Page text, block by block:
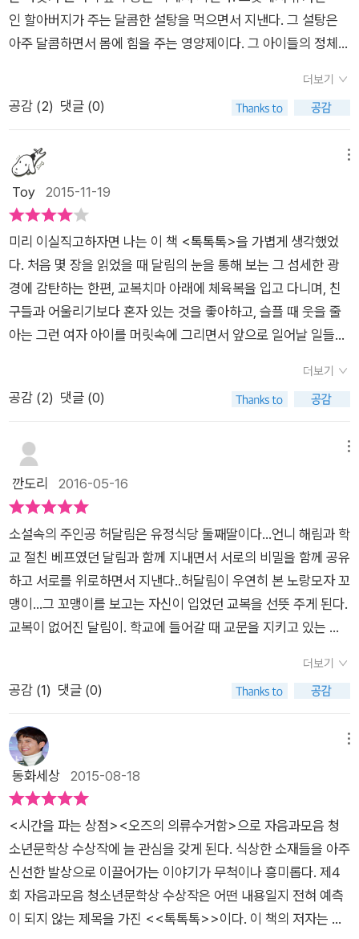
읽을 수 있도록 폭을 넓혀주었다는 생각이 든다.
료 윤리 부재 등이다. 성인의 경우에도 원치 않은 임신일 때 61%
가낙태를 선택한다고 한다. 물론 낳는 경우도 36%정도 되지만,
이 경우 또한 정상적인 가정이 꾸려지기 어렵다고 한다. 아이러니
하게도 우리나라는 모자보건법 상 특별한 경우를 제외하고는 낙
태는 불법이다.특별한 경우라 함은 배우자가 유전학적 정신장애
준 강간에 의해 임신된 경우, 법률상 혼인할 수 없는 혈족 또는 인
천 간에 임신된 경우, 임신의지속이 보건의학적 이유로 모체의 건
강을 심각하게 해치고 있거나 해칠 우려가 있을 경우에만 허용하
고 있다. 불행하게도이 경우에 해당되는 것은 9%뿐이라고 한
다. 미혼여성의 낙태가 문제인 이유는 청소년 성문제와 밀접한 관
련이 있기 때문이다. 성 개방 속도가 점점 빨라 지면서 10대 미혼
모 중 46%가 중 고교 재학생이나 중퇴생이라고 한다. 단순하게
연령이 낮아졌다는것이 문제가 아니라 이들이 학업을 중단했을
때 점점 더 어려워진다는 점이다. 개인적으로도 문제지만 사회적
은 임신으로 다수가 불행해 진다면 그 것 또한 불편한 일이기 때
문에 행동하기 전 심사숙고 해야 할 것이다. 최근 10여년 동안 성
개방이 급속화 되면서 혼전 성교는 만연해진 상태이다. 낙태 이유
를 살펴 보니 전반적으로 이 사회가 남성위주문화이기 때문인 것
있기 때문이고, 여성이태아를 담고 있기 때문에 여성에게 책임을
전가하는 남성도 태만이다. 본문에서 미루를 임신시킨 종하의발
언 또한 이런 문화와 무관하지 않다고 본다. 현실과 환상 속을 교
묘하게 연결하여 독자들에게 많은 숙제를 남겼다. 만약 내 딸이
미루나 달림이 언니 같은 상황에 처했을 때 어떻게 대처해야 할지
결정하지 못했다. 분명 낙태의 문제점은 인식하지만 자녀 미래에
대해서도 고민하지 않을 수 없기 때문이다. 사실 이 책을 아이들
과 공유 해야 할지에 대해서 조차 아직 결정하지 못했다.딜레마
다.
야기하는 건 무섭다. 그러니 아이들이다. 중3의 사고방식은 여
전히 어린아이고, 세상을 향한 문을 어떻게 열어주고 보여줘야 할
문이 열려있는 산부인과. 열 여섯의 엄마가 되어야 하는 것은 무
서운 일일수 밖에 없다. 아이가 어른 흉내를 낸다고 어른이 되는
것도 아니면서 열심히 분장하고 찾아간 산부인과. 아이를 낳는
것은 무섭다. 엄마 몰래 낳는것은 더 무섭다. 돌아서 버린것 같
은 종하 선배도 무섭다. 이 모든것이 미루는 인생을 포기하는 것
처럼 느껴졌을지도 모른다. 그러기에 용기내어 산부인과 뒷문으
야... 도대체 어디간거니? 미루 걱정도 걱정이지만, 달림이 주변
에서 움직이는 보푸라기는 엄마를 찾을 수 있을까? 달림은 보푸
라기의 엄마를 찾아주고 싶어진다. 어느새, 달림이의 엄마도, 언
니 해림이도 보푸라기에게 관심을 갖고, 이 예쁜 아기에게 빨려들
어 버렸다. 계속 엄마를 찾아 다니는 보푸라기의 모습이 얼마나
애처로운지. 바닷가 마을 깊은 곳에 숨겨진 동굴로 달림을 데리
고 간 보푸라기. 그곳에 있는 슈가맨과 노랑모자와 같은 모자들
의를 찾아야 하는데, 슈가맨이 입고 있는 교복을 달라고 할 수가
없는 달림이. 그리고 슈가맨으로 부터 듣게 되는 이야기들. '저
아이들은 아기들이 자라면서 해야 할 행동들을 그냥 무심히 놀이
하듯 하는 거야. 저 아이들은 정말 저렇게 살아보고 싶은 거야.
저 보풀은 지금 핥고 맛보는 중이겠고, 또 저기 저 보풀은 일어서
고 걸음마를 하는 거고, 만져보고, 기지개 켜보고, 젖을 빨고, 손
가락을 빨고...' (p.210) '톡톡톡' 두드리는 보푸라기의 손가락 끝
에는 얼마나 많은 이야기들이 있는지 모른다. 감사합니다. 사랑
합니다. 고맙습니다. 보고싶었습니다. 그 많은 이야기들이 '톡톡
이도 그런 두드림을 했었을까? 결혼하지 마자 들어섰던 아이.
아이의 잘못됨을 듣고 누워있던 병원은 너무나 두렵고 무서웠었
다. 내겐 엄마도, 남편도 있었지만 아이의 사라짐은 아팠고, 두려
웠었다. 어쩜 그 아이도 에밀레 별에 가기전에 허락된 지구 여행
을 하고 있었을까? 상큼 발랄하기만 할 것 같은 이야기는 고운
포장지를 한겹 벗겨내니, 가족간에도 하지 못했던 이야기들이 숨
겨져 있었고, 달림은 해림이 꼭꼭 감춘 아픔과 사라진 해림의 요
요를 만나게 된다. 미루가 어떤 결정을 내릴지도 알 수 없다. 어
떤것이 정답이라고도 이야기할 수 없다. 미루의 엄마에 눈엔 미
루만 보일테니까. 열 여섯 그 예쁜 나이엔 열 여섯에 보이는 것들
만 보일테니까. 언제나 모든 순간 고민할 수 밖에 없는 것이 인간
이다. 아니, 뱃속에 있을때는 그렇지 않았을까? 저렇게 높은 파
제도 같이 고민하고, 꼬마의 엄마도 같이 찾아봐야한다. 그러던
어느 날, 달림은 언니의 일기장을 발견하는데……. 아, 책을 읽으
면서 무척이나 안타까웠다. 10대의 임신과 낙태라는 문제는 무척
이나 민감한 사안이다. 존재하지만 존재하지 않는 것처럼 외면하
는 분위기이다. 그 때문에 대책도 없고 예방도 없다. 주위에 도움
대다가 화장실에서 아이를 낳아 버리는 극단적인 방법을 취할 수
밖에 없는 것이다. 그래서 그런 문제에 접근해서 아이들이 현실에
서 처할 수 있는 여러 가지 문제에 대해 말하고 있을 것이라 생각
했다. 하지만 이 책은 그런 현실적인 문제보다는 판타지적인 설
정을 넣었다. 바로 세상에 태어나지 못한 아이들의 존재였다. 저
하늘 어딘가에는 낙태되어 태어나지 못한 아이들이 모여 사는 별
이 있다. 노랑모자와 다른 아이들은 그곳으로 가기 전에 잠시 지
구에 머무르고 있었다. 작가는 그 아이들의 존재를 통해 달림의
입을 빌어 태아도 하나의 인격체라고 말하고 있었다. 그래서 달림
모습을 떠올리면서 말이다. 또한 작가는 근처 산부인과 병원에서
일하는 간호사의 입을 빌어, 직접 낙태 수술을 해야 하는 사람의
괴로움과 자책감을 말해준다. 비록 엄마 뱃속에 있지만, 엄연한
인간의 형태를 하고 있는 태아를 죽이는 것은 살인이라고 얘기한
다. 낙태는 살인이 맞다. 뱃속에 있어도 생명은 생명이니까. 그
래서 작가는 태아도 하나의 어엿한 인간이라는 얘기를 전달하고
다. 결국 이 책에서 낙태를 하느냐 마느냐를 결정하는 것은 미루
의 몫이었다. 사랑을 증명하라며 성관계를 요구한 종호는 딱 한
장면 등장하고 사라진다. 돈을 모으려고 아르바이트를 한다는 서
술이 한 줄 나오긴 하는데, 이후 존재감이 없다. 어째서? 왜? 단지
'오빠는 날 사랑하지 않은 거 같아'라는 미루의 대사 하나로 그의
책임감과 존재가 없어질 수 있는 걸까? 그러니까 이 모든 것은
자기를 별로 안 좋아하는 남자와 성관계를 가진 여자아이 탓이라
아 어린 미혼모라는 딱지를 붙이고 살거나 아니면 아이를 입양시
키고 역시 자책하며 살아야하는 건 여자아이의 몫이라는 것이다.
왜? 사랑을 증명하라는 오빠의 요구를 뿌리치지 못한 죄가 있으
니까. 어쩐지 종호의 대사인 '여자가 알아서 조심했어야 하는 거
아냐?'라는 대사가 떠오른다. 이 책의 전반적인 분위기는, 내가
느끼기에는, 모든 것을 여자아이의 책임으로 돌리는 듯 한 분위기
다. 그래, '오빠 믿지'라는 개소리를 믿은 순진함이 죄다. 어린 나
이에 남자친구를 사귄 게 죄고, 손을 잡고 뽀뽀를 허용하고 사랑
을 증명하라는 오빠 말에 'X까'라고 대꾸하지 못한 게 죄다. 그런
인 할아버지가 주는 달콤한 설탕을 먹으면서 지낸다. 그 설탕은
아주 달콤하면서 몸에 힘을 주는 영양제이다. 그 아이들의 정체는
어하는 아이들,,, 그들이 우리 곁에 있다. 최근의 청소년들에게 '연
애'는 아주 흔한 일이 되었다. 친구를 만나고 또 헤어지는 일이 옛
어난 일들 중에서 가장 심각한 문제는 바로 임신일 것이다. 어린
나이에 임신을 하게 되면 많은 문제들이 일어나게 된다. 이 책은
아이들에게 이러한 문제를 은유적으로 전달하고 있다. 세상에 태
세상에 태어나지 못한 아이들은 얼마나 불행한 일일까? 게다가
세상에 태어났어도 부모같지 않은 부모를 만나 힘들게 살아가는
아이들이 너무나 많다. 최근에 경제적으로 어려운 부모들이 자살
을 할 때, 어린 아이들을 함께 죽이는 경우가 많다. 그리고 아무
이유없이 어린 자녀들을 굶기고 때리는 것으로 학대를 하는 경우
도 많이 생겼다. 친부모가 그들의 자녀를 때려서 죽이는 말도 안
되는 일이 일어나게 되었다. 엄마의 몸 속에서 낙태가 된 아이
수 있게 해주었다. 아이들은 서로를 좋아해서 즐겼다. 둘에게 아
주 특별한 날을 기념하여 아무 문제가 없을 거라고 생각했다. 그
런데 임신을 하게 되었고, 그 이후에 아이를 낳아야 할까? 낳지
말아야 할까? 고민을 했다. 하지만 자신의 미래를 생각해야 하기
때문에 결국 낙태를 결정하고 말았다. 그 이후에 모든 게 일상으
로 돌아왔다고 생각했다. 하지만 그 전의 삶과는 전혀 다른 삶이
기다리고 있었다. 학교를 다니고 학원에서 열심히 공부를 했지
만,,, 아이는 한밤 중에 이불을 덮어쓰고 울음을 삼킨다. 자신도
어린아이인 아이는 자신의 가슴에 묻은 아이를 기억하고 추억한
교를 그만두어야 할지도 모르고 경제적으로도 어려워진다. 우리
시대에 아이를 출산해서 키우는 용기있는 청소년들이 심심찮게
많이 있다. 하지만 앞으로도 더 많은 문제를 만나게 될 것이다. 이
책을 읽은 청소년들이 즐겁게 만나는 그 이후에 생길 수 있는 문
제들을 알 수 있었으면 좋겠다. 그런데 아이와 엄마의 사이만 나
오는 편이라, 아이의 아빠가 어떤 고민을 하는지, 어떤 책임을 가
아이는 엄마와 아빠, 둘 모두에게 보살펴야 하는 존재이기 때문이
다. 톡톡톡, 세상의 모든 아이들이 따뜻해 졌으면 좋겠다.
더보기
공감 (2) 댓글 (0)
Toy 2015-11-19
미리 이실직고하자면 나는 이 책 <톡톡톡>을 가볍게 생각했었
다. 처음 몇 장을 읽었을 때 달림의 눈을 통해 보는 그 섬세한 광
경에 감탄하는 한편, 교복치마 아래에 체육복을 입고 다니며, 친
구들과 어울리기보다 혼자 있는 것을 좋아하고, 슬플 때 웃을 줄
아는 그런 여자 아이를 머릿속에 그리면서 앞으로 일어날 일들을
모습은 생각만으로도 뿌듯한 기분을 느끼게 해주었다. 하지만 조
금 더 지나자 나는 이 책이 내 생각보다 더 진보적(?)이라는 것을
만)에 벌써부터 ‘사랑’과 ‘합체’에 대해 이야기하는 인물들의 대화
는 어딘가 거리감을 느끼게 하기도 하고, 나 스스로를 노땅(!)이
라 생각하게까지 만들었다. 성장은 성장이되 내가 기대했던 그런
없는 고민까지 더해갔다. 퍽 당황스러운 상황이었다. 물론 한 장
한 장 넘어갈수록 그런 상황은 깔끔하게 정리되어져 갔다. 이 소
설이 ‘생명’에 대해 이야기하고 있음을 깨달으면서 내용은 뚜렷하
게 보이는 끝을 향해 달려갔고, 마지막 장면에 도달해서는 얽히고
설킨 모든 이야기들이 풀렸다. 책 전반에 흐르고 있던 비밀에 쌓
인 듯 한 신비로운 느낌은 이야기에 포함되어 있는 판타지적 요소
때문이기도 했고, 꽁꽁 숨겨져 있던 비밀을 풀어가는 이야기 그
는 힘이 있는 책이었다. 그러나 완벽하다거나, 굉장히 마음에 들
었다고 하기에는 조금 모자란 감이 있다. 주인공 달림과 귀신놀이
터에서 만난 노란모자, 달림의 언니 해림. 이야기의 시작은 달림
이었지만 그 안에는 눈으로 확인할 수 없는 인연의 끈이 이어져
있었다. 그리고 억지로 끊었지만 결코 끊어진적 없었던 그 끈을
알아차린 순간 이야기는 끝이 났다. 안타까운 마음에 눈물이 났을
정도의 마무리였다. 하지만 마음 한편으로는 아쉽다는 마음을 감
출 수 가 없다. ‘낙태’라는, 확실히 다루기 어려운 주제를 다뤘다
는 사실과 그런 주제는 이런 마무리를 통해 생각할 거리, 즉 화두
더보기
공감 (2) 댓글 (0)
깐도리 2016-05-16
소설속의 주인공 허달림은 유정식당 둘째딸이다...언니 해림과 학
교 절친 베프였던 달림과 함께 지내면서 서로의 비밀을 함께 공유
하고 서로를 위로하면서 지낸다..허달림이 우연히 본 노랑모자 꼬
맹이...그 꼬맹이를 보고는 자신이 입었던 교복을 선뜻 주게 된다.
교복이 없어진 달림이. 학교에 들어갈 때 교문을 지키고 있는 선
속에 살고 있는 자신과 비슷한 체형을 가지고 있는 할아버지가 입
고 있다는 것을 알게 된다..절친 미루와 어울려다니면서 미루의
이상한 행동을 눈치챈 달림. 미루를 통해서 자신이 임신을 하였다
는 것을 달림에게 고백하고. 달림은 두려움에 떨고 있는 미루의
보호자를 자처하면서 같이 산부인과 병원에 찾아가게 된다. 달림
은 베프 미루의 수술 비용을 마련하기 위하여 남친과 함께 돈을
트를 시작한다. 그리고 모자란 돈을 채우기 위해 달림은 미루의
안타까운 사정을 언니 해림에게 이야기 하지만 해림이 자신을 도
와줄 수 없다는 것을 알게 된다.유정식당에 찾아오는 병원 산부인
과에 근무하는 박간호사가 대뜸 식당을 차리겠다고 이야기를 하
고 산부인과에 근무하면서 힘든 점을 털어놓게 된다. 박간호사가
더보기
공감 (1) 댓글 (0)
동화세상 2015-08-18
<시간을 파는 상점><오즈의 의류수거함>으로 자음과모음 청
소년문학상 수상작에 늘 관심을 갖게 된다. 식상한 소재들을 아주
신선한 발상으로 이끌어가는 이야기가 무척이나 흥미롭다. 제4
회 자음과모음 청소년문학상 수상작은 어떤 내용일지 전혀 예측
이 되지 않는 제목을 가진 <<톡톡톡>>이다. 이 책의 저자는 공